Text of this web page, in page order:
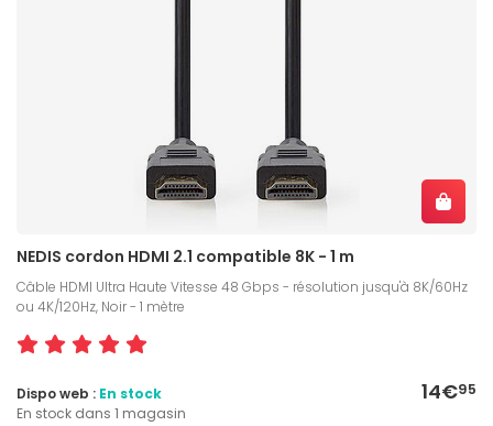
NEDIS cordon HDMI 2.1 compatible 8K - 1 m
Câble HDMI Ultra Haute Vitesse 48 Gbps - résolution jusqu'à 8K/60Hz
ou 4K/120Hz, Noir - 1 mètre
14€95
Dispo web : En stock
En stock dans 1 magasin